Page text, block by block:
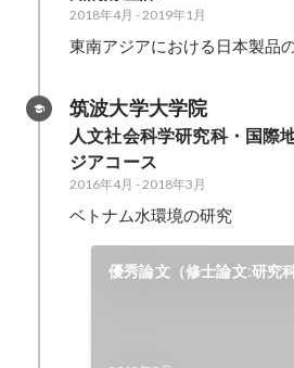
2018年4月 -2019年1月
東南アジアにおける日本製品
筑波大学大学院
人文社会科学研究科・国際
ジアコース
2016年4月 -2018年3月
ベトナム水環境の研究
優秀論文（修士論文:研究